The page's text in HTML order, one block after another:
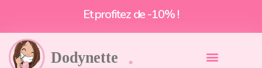
Et profitez de -10% !